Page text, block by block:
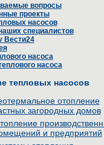
вопросы
проекты
насосов
специалистов
Вести24
насоса
насоса
тепловых насосов
отопление
загородных домов
и предприятий